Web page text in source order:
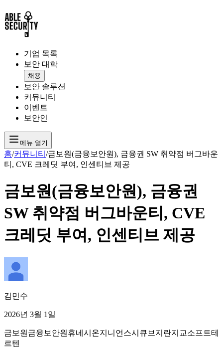
기업 목록
보안 대학
채용
보안 솔루션
커뮤니티
이벤트
보안인
메뉴 열기
홈/커뮤니티 /금보원(금융보안원), 금융권 SW 취약점 버그바운
티, CVE 크레딧 부여, 인센티브 제공
금보원(금융보안원), 금융권
SW 취약점 버그바운티, CVE
크레딧 부여, 인센티브 제공
김민수
2026년 3월 1일
금보원 금융보안원 휴네시온지니언스시큐브 지란지교소프트테
르텐